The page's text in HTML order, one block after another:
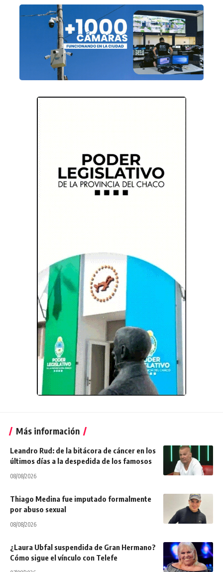
Más información
Leandro Rud: de la bitácora de cáncer en los
últimos días a la despedida de los famosos
08/08/2026
Thiago Medina fue imputado formalmente
por abuso sexual
08/08/2026
¿Laura Ubfal suspendida de Gran Hermano?
Cómo sigue el vínculo con Telefe